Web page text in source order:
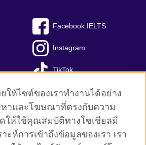
Facebook IELTS
Instagram
TikTok
ให้ไซต์ของเราทำงานได้อย่าง
หาและโฆษณาที่ตรงกับความ
ให้ใช้คุณสมบัติทางโซเชียลมี
ะห์การเข้าถึงข้อมูลของเรา เรา